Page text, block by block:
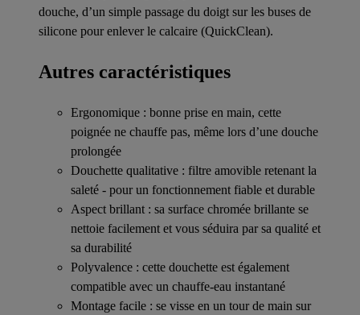
douche, d’un simple passage du doigt sur les buses de
silicone pour enlever le calcaire (QuickClean).
Autres caractéristiques
Ergonomique : bonne prise en main, cette
poignée ne chauffe pas, même lors d’une douche
prolongée
Douchette qualitative : filtre amovible retenant la
saleté - pour un fonctionnement fiable et durable
Aspect brillant : sa surface chromée brillante se
nettoie facilement et vous séduira par sa qualité et
sa durabilité
Polyvalence : cette douchette est également
compatible avec un chauffe-eau instantané
Montage facile : se visse en un tour de main sur